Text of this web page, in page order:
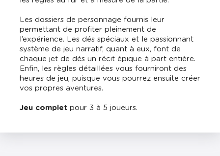
Les dossiers de personnage fournis leur
permettant de profiter pleinement de
l’expérience. Les dés spéciaux et le passionnant
système de jeu narratif, quant à eux, font de
chaque jet de dés un récit épique à part entière.
Enfin, les règles détaillées vous fourniront des
heures de jeu, puisque vous pourrez ensuite créer
vos propres aventures.
Jeu complet pour 3 à 5 joueurs.